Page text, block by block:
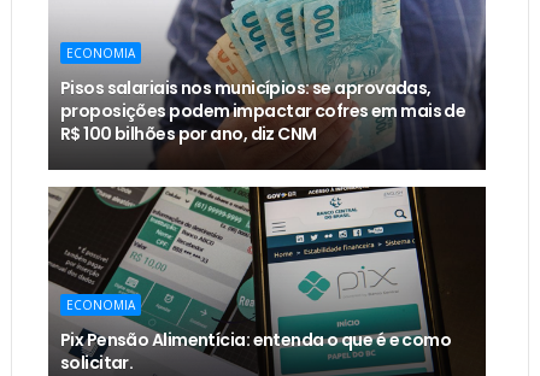
ECONOMIA
Pisos salariais nos municípios: se aprovadas,
proposições podem impactar cofres em mais de
R$ 100 bilhões por ano, diz CNM
ECONOMIA
Pix Pensão Alimentícia: entenda o que é e como
solicitar.